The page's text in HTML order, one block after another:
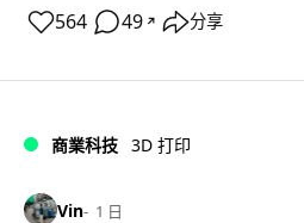
564 49 ↗ 分享
商業科技 3D 打印
Vin 1 日